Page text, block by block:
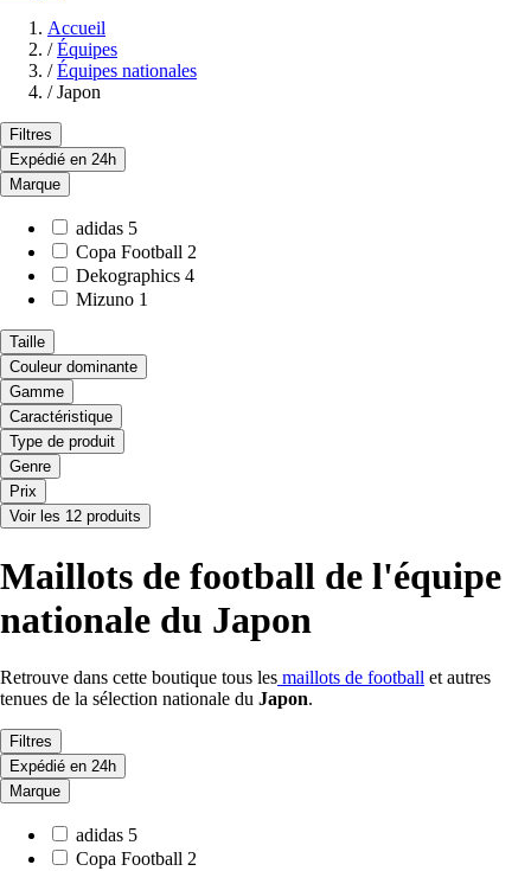
Accueil
/ Équipes
/ Équipes nationales
/ Japon
Filtres
Expédié en 24h
Marque
adidas 5
Copa Football 2
Dekographics 4
Mizuno 1
Taille
Couleur dominante
Gamme
Caractéristique
Type de produit
Genre
Prix
Voir les 12 produits
Maillots de football de l'équipe
nationale du Japon
Retrouve dans cette boutique tous les maillots de football et autres
tenues de la sélection nationale du Japon.
Filtres
Expédié en 24h
Marque
adidas 5
Copa Football 2